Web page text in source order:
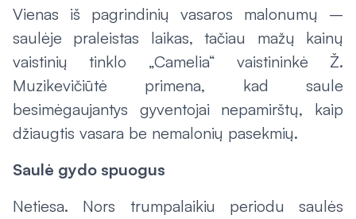
Vienas iš pagrindinių vasaros malonumų –
saulėje praleistas laikas, tačiau mažų kainų
vaistinių tinklo „Camelia“ vaistininkė Ž.
Muzikevičiūtė primena, kad saule
besimėgaujantys gyventojai nepamirštų, kaip
džiaugtis vasara be nemalonių pasekmių.
Saulė gydo spuogus
Netiesa. Nors trumpalaikiu periodu saulės